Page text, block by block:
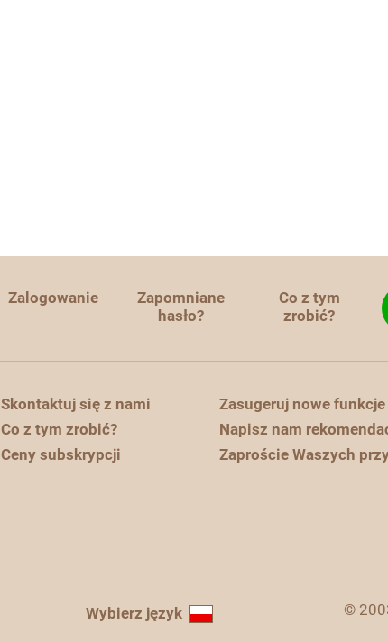
Zalogowanie
Zapomniane
hasło?
Co z tym
zrobić?
Skontaktuj się z nami
Co z tym zrobić?
Ceny subskrypcji
Zasugeruj nowe funkcje
Napisz nam
Zaproście Waszych
Wybierz język ©